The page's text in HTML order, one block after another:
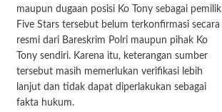
maupun dugaan posisi Ko Tony sebagai pemilik
Five Stars tersebut belum terkonfirmasi secara
resmi dari Bareskrim Polri maupun pihak Ko
Tony sendiri. Karena itu, keterangan sumber
tersebut masih memerlukan verifikasi lebih
lanjut dan tidak dapat diperlakukan sebagai
fakta hukum.